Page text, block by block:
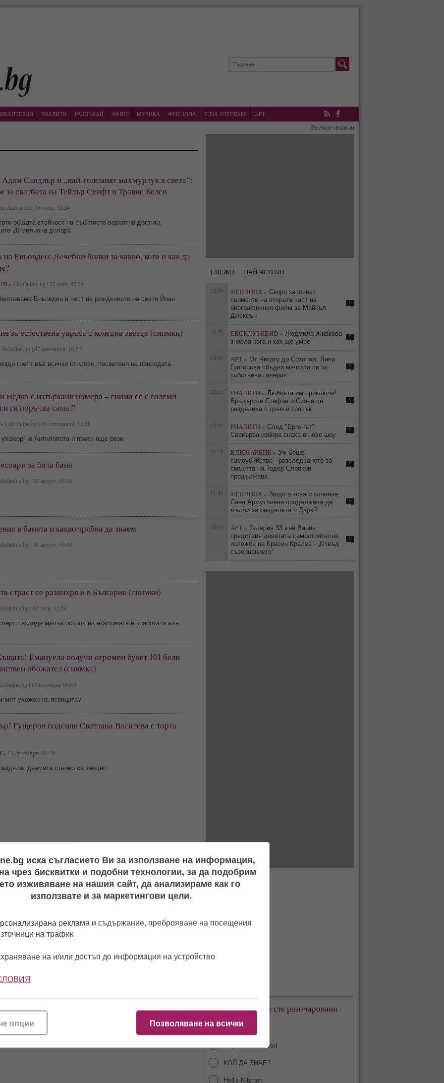
РИАЛИТИ РАЗЦЪКАЙ АФИШ МУЗИКА ФЕН ЗОНА ЕЛЗА ОТГОВАРЯ
АРТ
RSS Facebook
Всички новини
Сандлър и „най-големият махмурлук в света“:
за сватбата на Тейлър Суифт и Травис Келси
Атанасова | 06 юли, 12:24
общата стойност на събитието вероятно достига
20 милиона долара
на Еньовден: Лечебни билки за какво, кога и как да
» LifeOnline.bg | 22 юни, 02:34
Еньовден в чест на рождението на свети Йоан
за естествена украса с коледна звезда (снимки)
| 07 декември, 10:52
греят във всички стилове, посветени на природата
Недко с изтъркани номера – снима се с големи
ги поръчва сама?!
LifeOnline.bg | 08 септември, 12:38
ухажор на Антилопата и прати още рози
за бяла баня
| 20 август, 09:26
в банята и какво трябва да знаем
| 19 август, 09:00
страст се развихря и в България (снимки)
| 02 юли, 12:56
създаде малък остров на екзотиката и красотата във
Емануела получи огромен букет 101 бели
обожател (снимка)
| 10 ноември, 06:05
ухажор на певицата?
Гущеров подсили Светлана Василева с торта
» 13 декември, 01:39
двамата отново са заедно
СВЕЖО НАЙ-ЧЕТЕНО
12:56 ФЕН ЗОНА » Скоро започват
снимките на втората част на
биографичния филм за Майкъл
Джексън
0
10:50 ЕКСКЛУЗИВНО » Людмила Живкова
знаела кога и как ще умре
0
12:30 АРТ » От Чикаго до Созопол: Лина
Григорова сбъдна мечтата си за
собствена галерия
0
12:13 РИАЛИТИ » Любовта им приключи!
Брадърите Стефан и Сияна се
разделиха с гръм и трясък
0
12:03 РИАЛИТИ » След "Ергенът":
Свекърва избира снаха в ново шоу
0
13:18 КЛЮКАРНИК » Уж беше
самоубийство - разследването за
смъртта на Тодор Славков
продължава
0
11:49 ФЕН ЗОНА » Защо е това мълчание:
Саня Армутлиева продължава да
мълчи за раздялата с Дара?
0
10:50 АРТ » Галерия 33 във Варна
представя деветата самостоятелна
изложба на Красен Кралев - „Отвъд
съзерцанието“
0
От кое предаване сте разочаровани
най-много?
Харесвам всички!
КОЙ ДА ЗНАЕ?
Hell's Kitchen
иска съгласието Ви за използване на информация,
чрез бисквитки и подобни технологии, за да подобрим
изживяване на нашия сайт, да анализираме как го
използвате и за маркетингови цели.
реклама и съдържание, преброяване на посещения
на трафик
на и/или достъп до информация на устройство
Позволяване на всички
опции